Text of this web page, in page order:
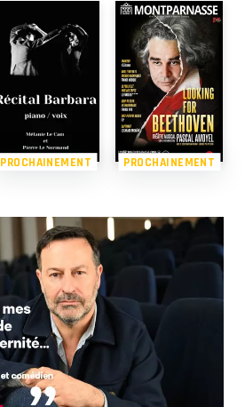
PROCHAINEMENT PROCHAINEMENT